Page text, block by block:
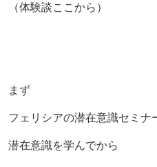
（体験談ここから）
まず
フェリシアの潜在意識セミナ
潜在意識を学んでから